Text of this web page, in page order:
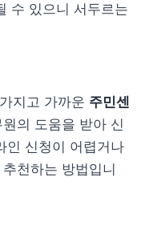
수 있으니 서두르는
지고 가까운 주민센
의 도움을 받아 신
인 신청이 어렵거나
천하는 방법입니